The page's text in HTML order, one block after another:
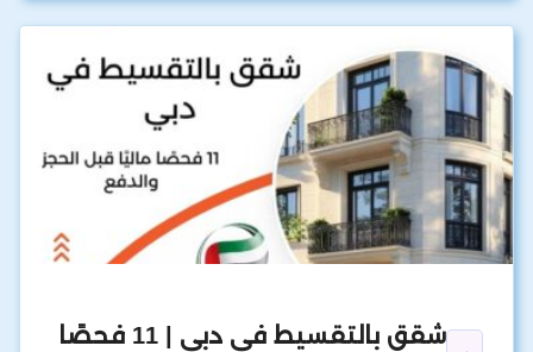
شقق بالتقسيط في دبي | 11 فحصًا